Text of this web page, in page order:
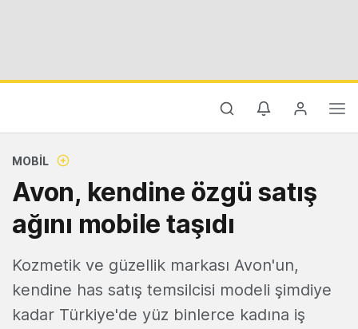
MOBIL
Avon, kendine özgü satış
ağını mobile taşıdı
Kozmetik ve güzellik markası Avon'un,
kendine has satış temsilcisi modeli şimdiye
kadar Türkiye'de yüz binlerce kadına iş